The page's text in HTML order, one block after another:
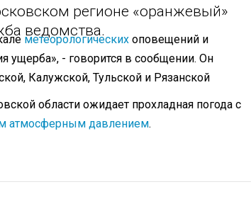
регионе «оранжевый»
ведомства.
метеорологических оповещений и
ущерба», - говорится в сообщении. Он
Калужской, Тульской и Рязанской
области ожидает прохладная погода с
атмосферным давлением.